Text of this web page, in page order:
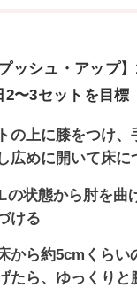
ッシュ・アップ
2〜3セットを目標
の上に膝をつけ、
広めに開いて床に
の状態から肘を曲
ける
から約5cmくらい
たら、ゆっくりと